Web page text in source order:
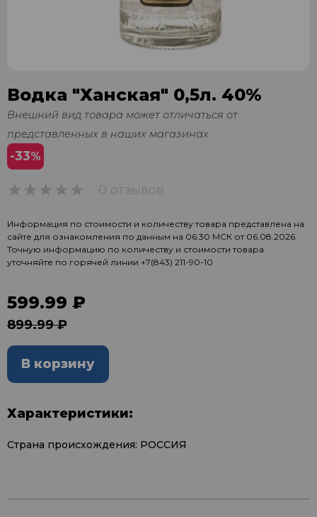
Водка "Ханская" 0,5л. 40%
Внешний вид товара может отличаться от
представленных в наших магазинах
-33%
0 отзывов
Информация по стоимости и количеству товара представлена на
сайте для ознакомления по данным на 06:30 МСК от 06.08.2026.
Точную информацию по количеству и стоимости товара
уточняйте по горячей линии +7(843) 211-90-10
599.99 ₽
899.99 ₽
В корзину
Характеристики:
Страна происхождения: РОССИЯ